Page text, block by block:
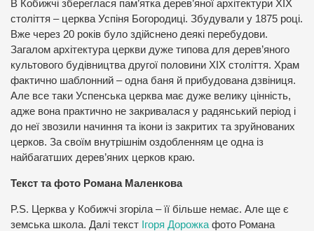
В Кобижчі збереглася пам’ятка дерев’яної архітектури ХІХ
століття – церква Успіня Богородиці. Збудували у 1875 році.
Вже через 20 років було здійснено деякі перебудови.
Загалом архітектура церкви дуже типова для дерев’яного
культового будівництва другої половини ХІХ століття. Храм
фактично шаблонний – одна баня й прибудована дзвіниця.
Але все таки Успенська церква має дуже велику цінність,
адже вона практично не закривалася у радянський період і
до неї звозили начиння та ікони із закритих та зруйнованих
церков. За своїм внутрішнім оздобленням це одна із
найбагатших дерев’яних церков краю.
Текст та фото Романа Маленкова
P.S. Церква у Кобижчі згоріла – її більше немає. Але ще є
земська школа. Далі текст Ігоря Дорожка фото Романа